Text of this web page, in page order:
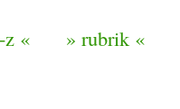
z « » rubrik «